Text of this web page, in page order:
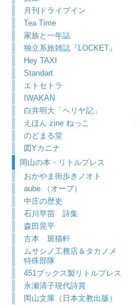
月刊ドライブイン
Tea Time
家族と一年誌
独立系旅雑誌『LOCKET』
Hey TAXI
Standart
エトセトラ
IWAKAN
白井明大「ヘリヤ記」
えほん zine ねっこ
のどまる堂
図Yカニナ
岡山の本・リトルプレス
おかやま街歩きノオト
aube.（オーブ）
中庄の歴史
石川早苗 詩集
森田晃平
古本 斑猫軒
ムサシノ工務店＆タカノメ
特殊部隊
451ブックス製リトルプレス
永瀬清子現代詩賞
岡山文庫（日本文教出版）